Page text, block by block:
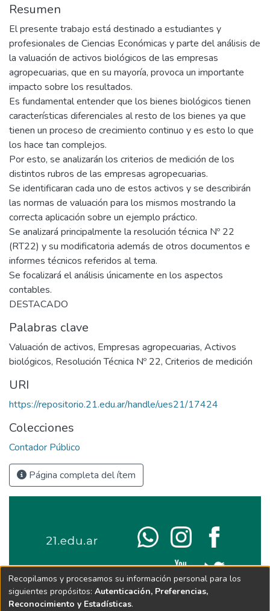
Resumen
El presente trabajo está destinado a estudiantes y
profesionales de Ciencias Económicas y parte del análisis de
la valuación de activos biológicos de las empresas
agropecuarias, que en su mayoría, provoca un importante
impacto sobre los resultados.
Es fundamental entender que los bienes biológicos tienen
características diferenciales al resto de los bienes ya que
tienen un proceso de crecimiento continuo y es esto lo que
los hace tan complejos.
Por esto, se analizarán los criterios de medición de los
distintos rubros de las empresas agropecuarias.
Se identificaran cada uno de estos activos y se describirán
las normas de valuación para los mismos mostrando la
correcta aplicación sobre un ejemplo práctico.
Se analizará principalmente la resolución técnica Nº 22
(RT22) y su modificatoria además de otros documentos e
informes técnicos referidos al tema.
Se focalizará el análisis únicamente en los aspectos
contables.
DESTACADO
Palabras clave
Valuación de activos, Empresas agropecuarias, Activos
biológicos, Resolución Técnica Nº 22, Criterios de medición
URI
https://repositorio.21.edu.ar/handle/ues21/17424
Colecciones
Contador Público
Página completa del ítem
Recopilamos y procesamos su información personal para los
siguientes propósitos: Autenticación, Preferencias,
Reconocimiento y Estadísticas.